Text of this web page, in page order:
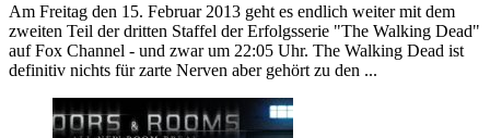
Am Freitag den 15. Februar 2013 geht es endlich weiter mit dem
zweiten Teil der dritten Staffel der Erfolgsserie "The Walking Dead"
auf Fox Channel - und zwar um 22:05 Uhr. The Walking Dead ist
definitiv nichts für zarte Nerven aber gehört zu den ...